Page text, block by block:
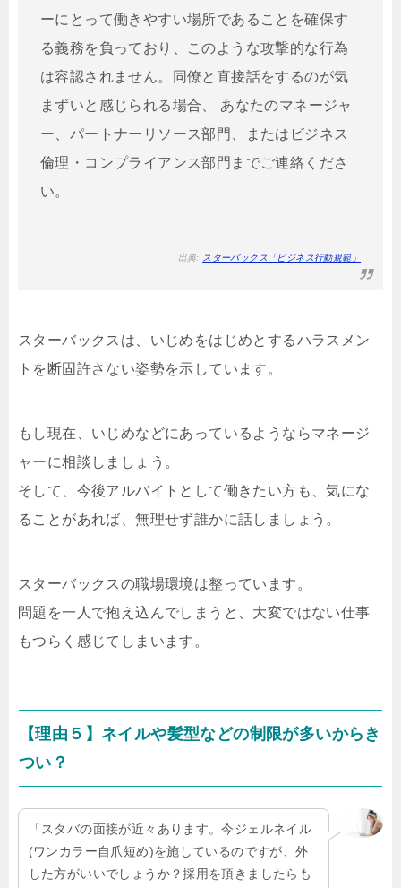
ーにとって働きやすい場所であることを確保す
る義務を負っており、このような攻撃的な行為
は容認されません。同僚と直接話をするのが気
まずいと感じられる場合、 あなたのマネージャ
ー、パートナーリソース部門、またはビジネス
倫理・コンプライアンス部門までご連絡くださ
い。
出典: スターバックス「ビジネス行動規範」
スターバックスは、いじめをはじめとするハラスメン
トを断固許さない姿勢を示しています。
もし現在、いじめなどにあっているようならマネージ
ャーに相談しましょう。
そして、今後アルバイトとして働きたい方も、気にな
ることがあれば、無理せず誰かに話しましょう。
スターバックスの職場環境は整っています。
問題を一人で抱え込んでしまうと、大変ではない仕事
もつらく感じてしまいます。
【理由５】ネイルや髪型などの制限が多いからき
つい？
「スタバの面接が近々あります。今ジェルネイル
(ワンカラー自爪短め)を施しているのですが、外
した方がいいでしょうか？採用を頂きましたらも